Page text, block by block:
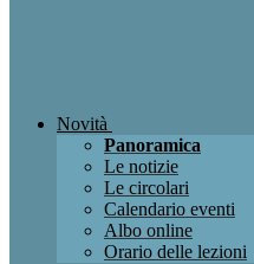
Novità
Panoramica
Le notizie
Le circolari
Calendario eventi
Albo online
Orario delle lezioni